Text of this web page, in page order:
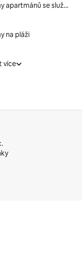
Pronájmy apartmánů se službami
na pláži
více